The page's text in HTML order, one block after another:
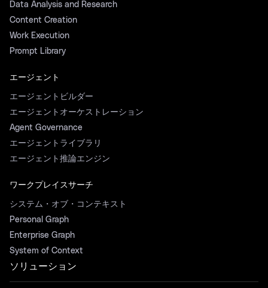
Data Analysis and Research
Content Creation
Work Execution
Prompt Library
エージェント
エージェントビルダー
エージェントオーケストレーション
Agent Governance
エージェントライブラリ
エージェント推論エンジン
ワークプレイスサーチ
システム・オブ・コンテキスト
Personal Graph
Enterprise Graph
System of Context
ソリューション